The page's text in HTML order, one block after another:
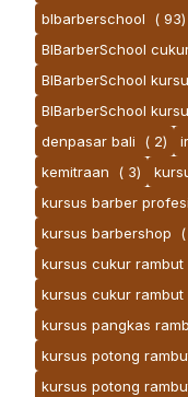
blbarberschool
( 93)
BlBarberSchool
BlBarberSchool
BlBarberSchool
denpasar bali
( 2)
kemitraan
( 3)
kursus barber
kursus barbershop
kursus cukur rambut
kursus cukur rambut
kursus pangkas
kursus potong
kursus potong